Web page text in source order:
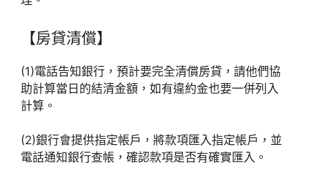
【房貸清償】
(1)電話告知銀行，預計要完全清償房貸，請他們協
助計算當日的結清金額，如有違約金也要一併列入
計算。
(2)銀行會提供指定帳戶，將款項匯入指定帳戶，並
電話通知銀行查帳，確認款項是否有確實匯入。